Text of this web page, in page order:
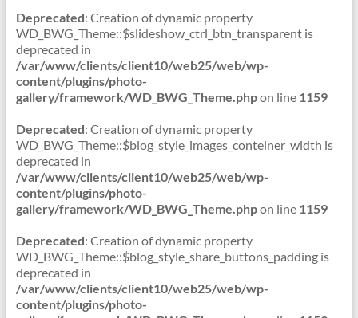
Deprecated: Creation of dynamic property
WD_BWG_Theme::$slideshow_ctrl_btn_transparent is
deprecated in
/var/www/clients/client10/web25/web/wp-
content/plugins/photo-
gallery/framework/WD_BWG_Theme.phpon line 1159
Deprecated: Creation of dynamic property
WD_BWG_Theme::$blog_style_images_conteiner_width is
deprecated in
/var/www/clients/client10/web25/web/wp-
content/plugins/photo-
gallery/framework/WD_BWG_Theme.phpon line 1159
Deprecated: Creation of dynamic property
WD_BWG_Theme::$blog_style_share_buttons_padding is
deprecated in
/var/www/clients/client10/web25/web/wp-
content/plugins/photo-